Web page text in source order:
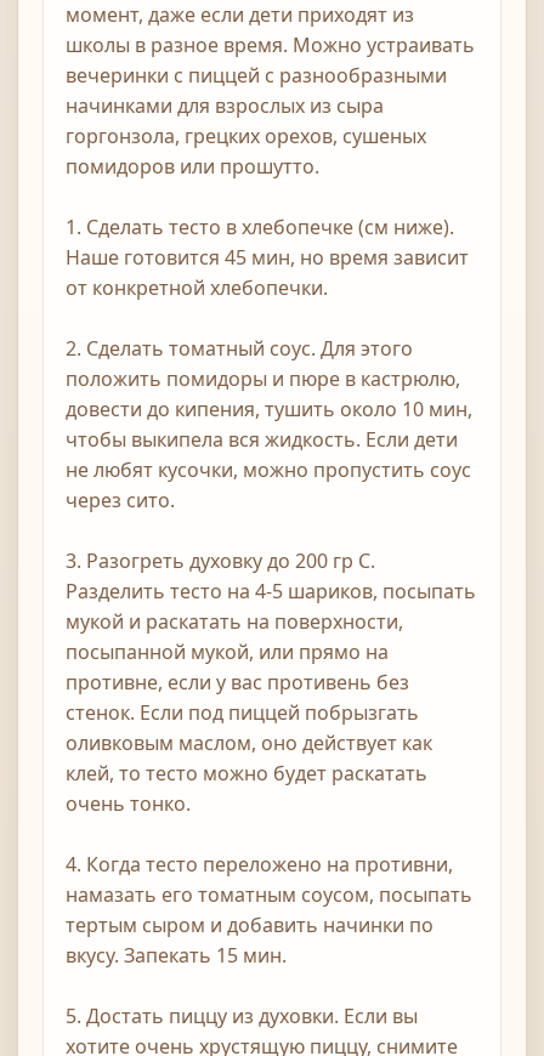
момент, даже если дети приходят из
школы в разное время. Можно устраивать
вечеринки с пиццей с разнообразными
начинками для взрослых из сыра
горгонзола, грецких орехов, сушеных
помидоров или прошутто.
1. Сделать тесто в хлебопечке (см ниже).
Наше готовится 45 мин, но время зависит
от конкретной хлебопечки.
2. Сделать томатный соус. Для этого
положить помидоры и пюре в кастрюлю,
довести до кипения, тушить около 10 мин,
чтобы выкипела вся жидкость. Если дети
не любят кусочки, можно пропустить соус
через сито.
3. Разогреть духовку до 200 гр С.
Разделить тесто на 4-5 шариков, посыпать
мукой и раскатать на поверхности,
посыпанной мукой, или прямо на
противне, если у вас противень без
стенок. Если под пиццей побрызгать
оливковым маслом, оно действует как
клей, то тесто можно будет раскатать
очень тонко.
4. Когда тесто переложено на противни,
намазать его томатным соусом, посыпать
тертым сыром и добавить начинки по
вкусу. Запекать 15 мин.
5. Достать пиццу из духовки. Если вы
хотите очень хрустящую пиццу, снимите